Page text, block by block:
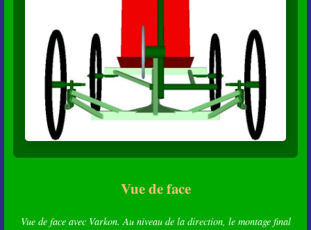
Vue de face
Vue de face avec Varkon. Au niveau de la direction, le montage final